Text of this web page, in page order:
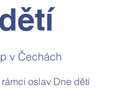
v Čechách
oslav Dne dětí